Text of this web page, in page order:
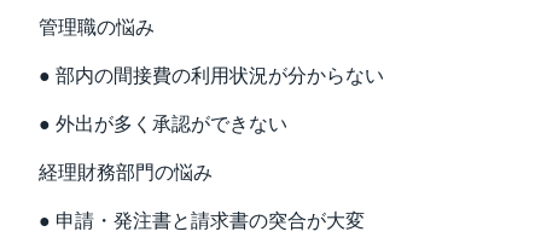
管理職の悩み
● 部内の間接費の利用状況が分からない
● 外出が多く承認ができない
経理財務部門の悩み
● 申請・発注書と請求書の突合が大変